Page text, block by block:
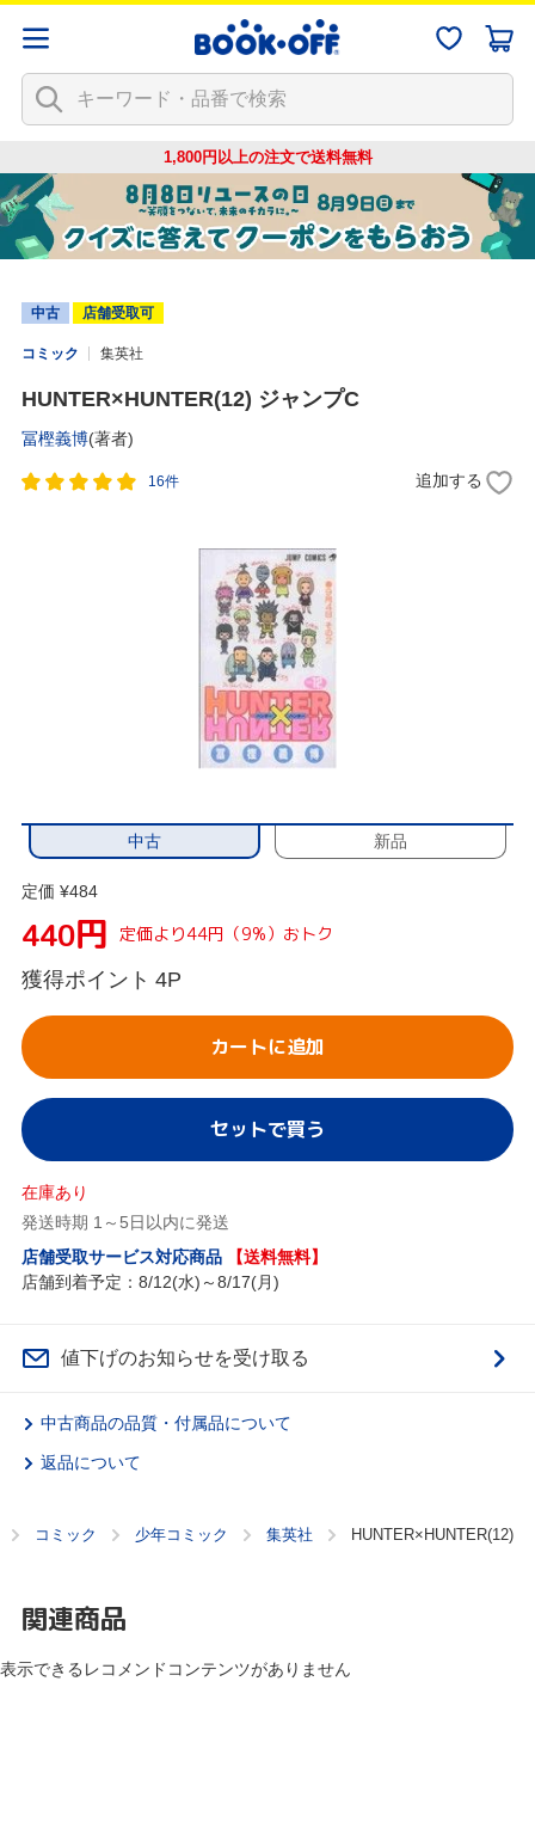
1,800円以上の注文で送料無料
中古 店舗受取可
コミック 集英社
HUNTER×HUNTER(12) ジャンプC
冨樫義博(著者)
16件 追加する
中古 新品
定価 ¥484
440円 定価より44円（9%）おトク
獲得ポイント 4P
カートに追加
セットで買う
在庫あり
発送時期 1～5日以内に発送
店舗受取サービス対応商品
【送料無料】
店舗到着予定：8/12(水)～8/17(月)
値下げのお知らせを受け取る
中古商品の品質・付属品について
返品について
コミック 少年コミック 集英社 HUNTER×HUNTER(12)
関連商品
表示できるレコメンドコンテンツがありません